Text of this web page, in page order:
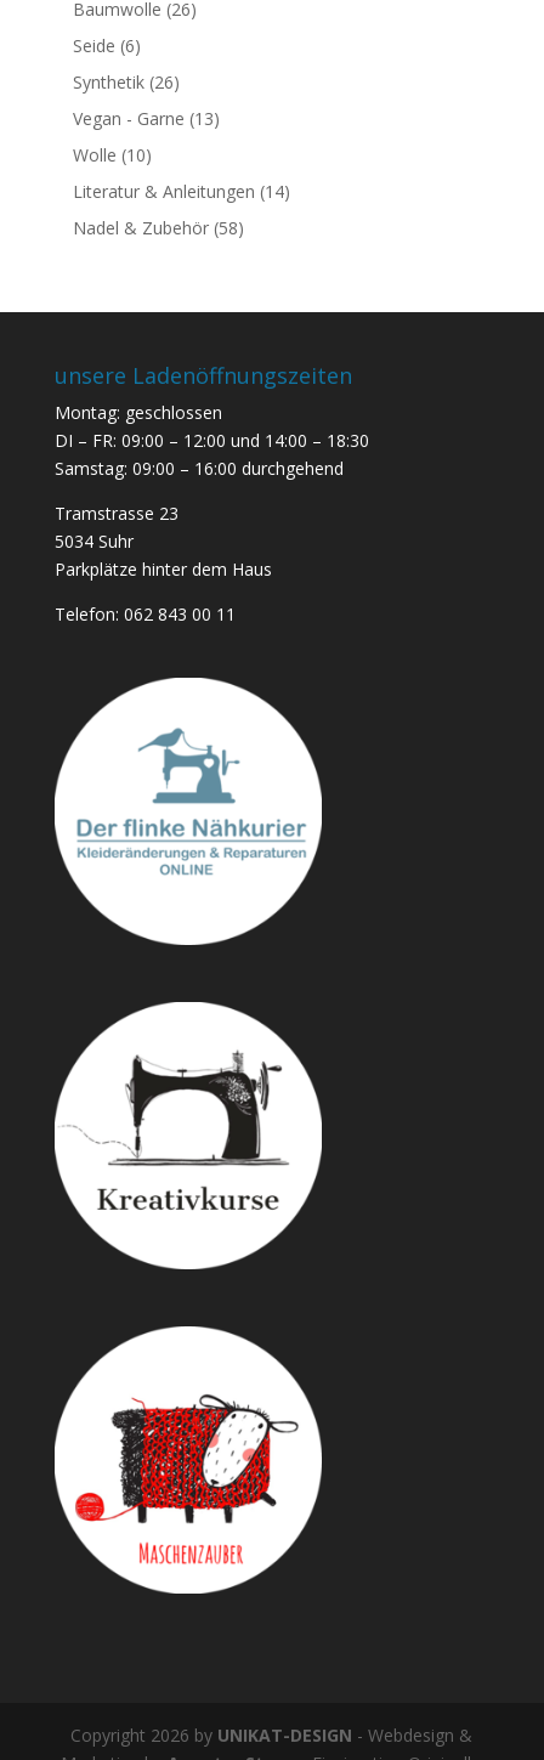
Baumwolle (26)
Seide (6)
Synthetik (26)
Vegan - Garne (13)
Wolle (10)
Literatur & Anleitungen (14)
Nadel & Zubehör (58)
unsere Ladenöffnungszeiten
Montag: geschlossen
DI – FR: 09:00 – 12:00 und 14:00 – 18:30
Samstag: 09:00 – 16:00 durchgehend
Tramstrasse 23
5034 Suhr
Parkplätze hinter dem Haus
Telefon: 062 843 00 11
Copyright 2026 by UNIKAT-DESIGN - Webdesign &